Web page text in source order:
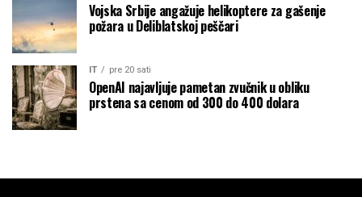
Vojska Srbije angažuje helikoptere za gašenje
požara u Deliblatskoj peščari
IT pre 20 sati
OpenAI najavljuje pametan zvučnik u obliku
prstena sa cenom od 300 do 400 dolara